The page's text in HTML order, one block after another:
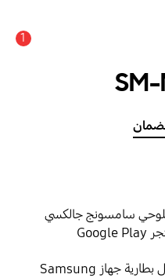
1
سامسونج جالكسي
كيفية استكشاف أخطاء تنزيل متجر Google Play
كيفية فحص أو إصلاح أو استبدال بطارية جهاز Samsung